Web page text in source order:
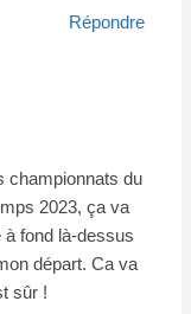
Répondre
championnats du
2023, ça va
à fond là-dessus
départ. Ca va
sûr !